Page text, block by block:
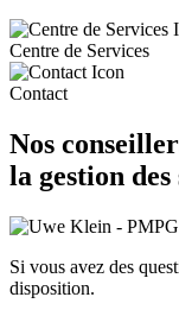
Centre de Services
Contact
Nos
la gestion
Si vous avez des
disposition.